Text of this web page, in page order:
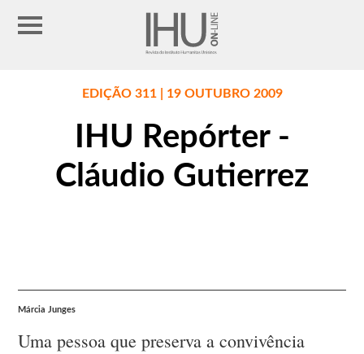
EDIÇÃO 311 | 19 OUTUBRO 2009
IHU Repórter -
Cláudio Gutierrez
Márcia Junges
Uma pessoa que preserva a convivência